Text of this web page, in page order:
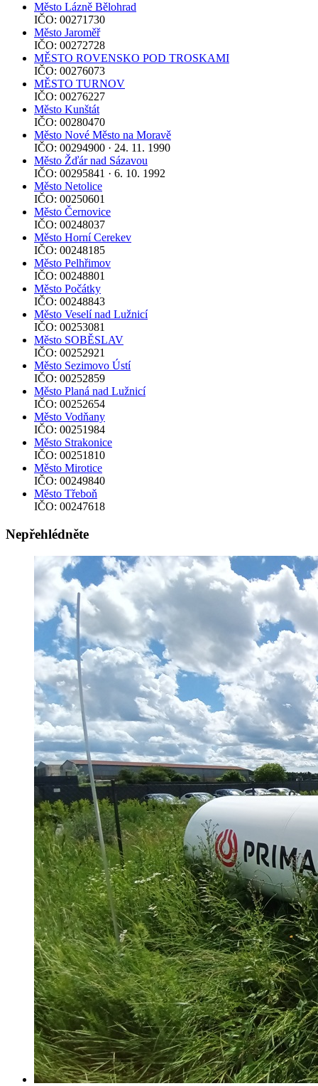
Město Lázně Bělohrad
IČO: 00271730
Město Jaroměř
IČO: 00272728
MĚSTO ROVENSKO POD TROSKAMI
IČO: 00276073
MĚSTO TURNOV
IČO: 00276227
Město Kunštát
IČO: 00280470
Město Nové Město na Moravě
IČO: 00294900 · 24. 11. 1990
Město Žďár nad Sázavou
IČO: 00295841 · 6. 10. 1992
Město Netolice
IČO: 00250601
Město Černovice
IČO: 00248037
Město Horní Cerekev
IČO: 00248185
Město Pelhřimov
IČO: 00248801
Město Počátky
IČO: 00248843
Město Veselí nad Lužnicí
IČO: 00253081
Město SOBĚSLAV
IČO: 00252921
Město Sezimovo Ústí
IČO: 00252859
Město Planá nad Lužnicí
IČO: 00252654
Město Vodňany
IČO: 00251984
Město Strakonice
IČO: 00251810
Město Mirotice
IČO: 00249840
Město Třeboň
IČO: 00247618
Nepřehlédněte